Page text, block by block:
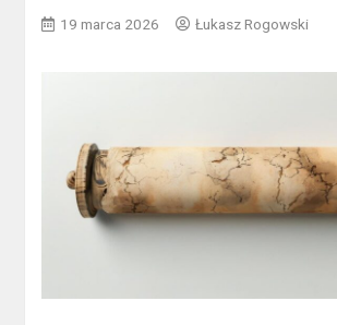
19 marca 2026 Łukasz Rogowski